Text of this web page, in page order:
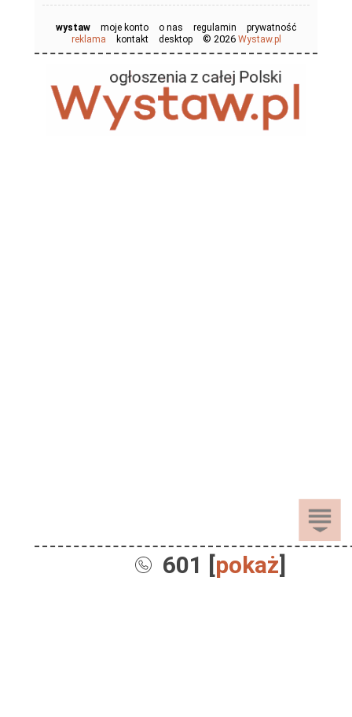
601 [pokaż]
wystaw moje konto o nas regulamin
prywatność
reklama
kontakt desktop © 2026 Wystaw.pl